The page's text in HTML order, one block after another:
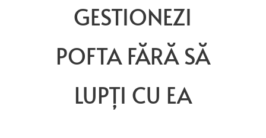
GESTIONEZI
POFTA FĂRĂ SĂ
LUPȚI CU EA